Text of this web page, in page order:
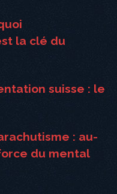
la clé du
suisse : le
: au-
du mental